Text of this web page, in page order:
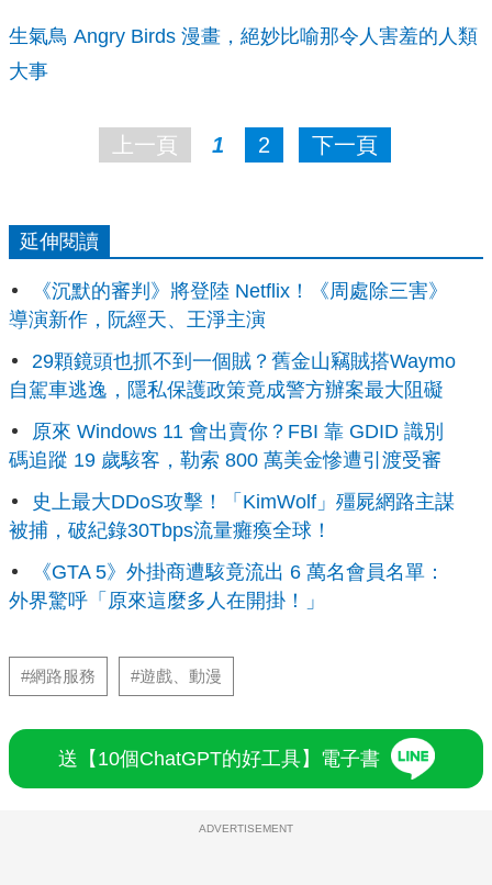
生氣鳥 Angry Birds 漫畫，絕妙比喻那令人害羞的人類
大事
上一頁 1 2 下一頁
延伸閱讀
《沉默的審判》將登陸 Netflix！《周處除三害》
導演新作，阮經天、王淨主演
29顆鏡頭也抓不到一個賊？舊金山竊賊搭Waymo
自駕車逃逸，隱私保護政策竟成警方辦案最大阻礙
原來 Windows 11 會出賣你？FBI 靠 GDID 識別
碼追蹤 19 歲駭客，勒索 800 萬美金慘遭引渡受審
史上最大DDoS攻擊！「KimWolf」殭屍網路主謀
被捕，破紀錄30Tbps流量癱瘓全球！
《GTA 5》外掛商遭駭竟流出 6 萬名會員名單：
外界驚呼「原來這麼多人在開掛！」
#網路服務 #遊戲、動漫
送【10個ChatGPT的好工具】電子書
ADVERTISEMENT